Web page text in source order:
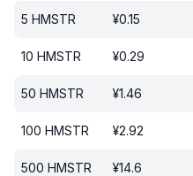
5 HMSTR ¥0.15
10 HMSTR ¥0.29
50 HMSTR ¥1.46
100 HMSTR ¥2.92
500 HMSTR ¥14.6